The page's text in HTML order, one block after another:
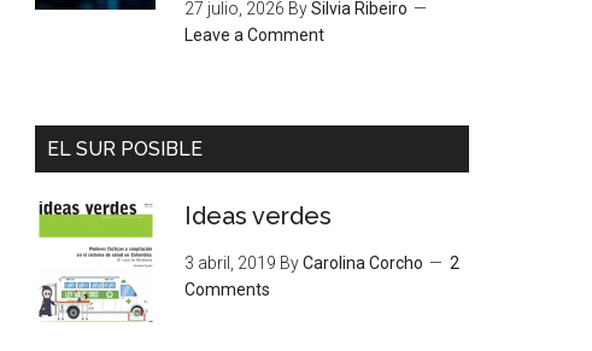
27 julio, 2026 BySilvia Ribeiro
Leave a Comment
EL SUR POSIBLE
Ideas verdes
3 abril, 2019 ByCarolina Corcho
2
Comments